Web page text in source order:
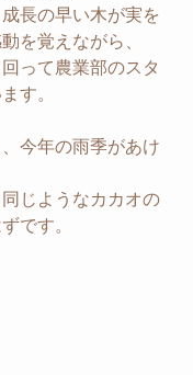
長の早い木が実を
を覚えながら、
って農業部のスタ
す。
今年の雨季があけ
じようなカカオの
です。